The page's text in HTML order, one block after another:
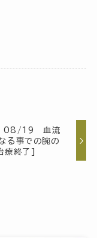
08/19 血流
る事での腕の
療終了]